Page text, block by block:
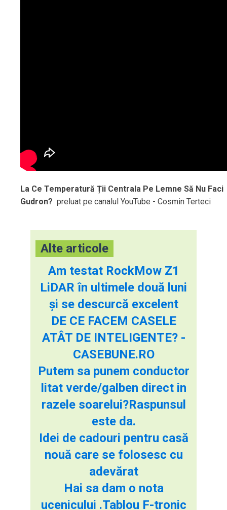
La Ce Temperatură Ții Centrala Pe Lemne Să Nu Faci
Gudron? preluat pe canalul YouTube - Cosmin Terteci
Alte articole
Am testat RockMow Z1
LiDAR în ultimele două luni
și se descurcă excelent
DE CE FACEM CASELE
ATÂT DE INTELIGENTE? -
CASEBUNE.RO
Putem sa punem conductor
litat verde/galben direct in
razele soarelui?Raspunsul
este da.
Idei de cadouri pentru casă
nouă care se folosesc cu
adevărat
Hai sa dam o nota
ucenicului .Tablou F-tronic